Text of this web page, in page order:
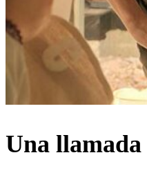
Una llamada